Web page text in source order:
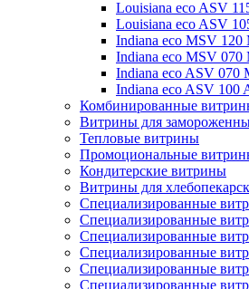
Louisiana eco ASV
Louisiana eco ASV
Indiana eco MSV 120
Indiana eco MSV 070
Indiana eco ASV 070
Indiana eco ASV 100
Комбинированные
Витрины для
Тепловые витрины
Промоциональные
Кондитерские витрины
Витрины для
Специализированные
Специализированные
Специализированные
Специализированные
Специализированные
Специализированные